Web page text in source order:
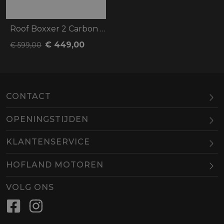
Roof Boxxer 2 Carbon Wonder
€ 599,00 € 449,00
CONTACT
BEL EMAIL
OPENINGSTIJDEN
Maandag
Dinsdag
10.00-18.00
Woensdag
Donderdag
Vrijdag
KLANTENSERVICE
HOFLAND MOTOREN
VOLG ONS